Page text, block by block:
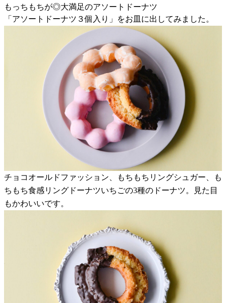
もっちもちが◎大満足のアソートドーナツ
「アソートドーナツ３個入り」をお皿に出してみました。
チョコオールドファッション、もちもちリングシュガー、も
ちもち食感リングドーナツいちごの3種のドーナツ。見た目
もかわいいです。